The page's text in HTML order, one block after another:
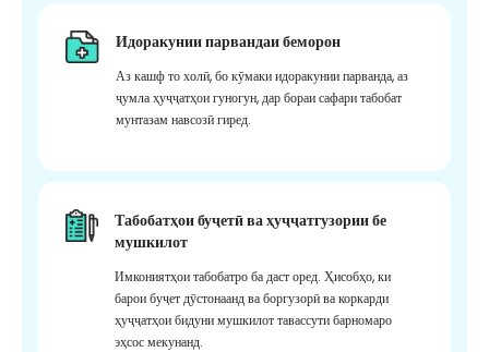
Идоракунии парвандаи беморон
Аз кашф то холӣ, бо кӯмаки идоракунии парванда, аз
ҷумла ҳуҷҷатҳои гуногун, дар бораи сафари табобат
мунтазам навсозӣ гиред.
Табобатҳои буҷетӣ ва ҳуҷҷатгузории бе
мушкилот
Имкониятҳои табобатро ба даст оред. Ҳисобҳо, ки
барои буҷет дӯстонаанд ва боргузорӣ ва коркарди
ҳуҷҷатҳои бидуни мушкилот тавассути барномаро
эҳсос мекунанд.